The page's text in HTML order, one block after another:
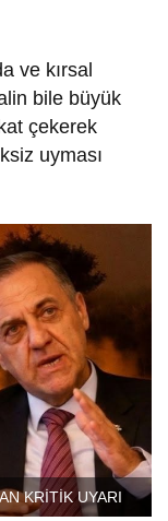
ve kırsal
bile büyük
çekerek
uyması
KRİTİK UYARI